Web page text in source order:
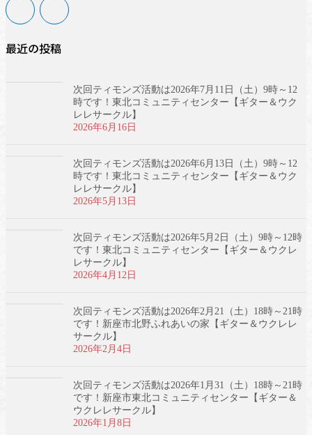
最近の投稿
次回ティモンズ活動は2026年7月11日（土）9時～12
時です！東北コミュニティセンター【ギター＆ウク
レレサークル】
2026年6月16日
次回ティモンズ活動は2026年6月13日（土）9時～12
時です！東北コミュニティセンター【ギター＆ウク
レレサークル】
2026年5月13日
次回ティモンズ活動は2026年5月2日（土）9時～12時
です！東北コミュニティセンター【ギター＆ウクレ
レサークル】
2026年4月12日
次回ティモンズ活動は2026年2月21（土）18時～21時
です！新座市北野ふれあいの家【ギター＆ウクレレ
サークル】
2026年2月4日
次回ティモンズ活動は2026年1月31（土）18時～21時
です！新座市東北コミュニティセンター【ギター＆
ウクレレサークル】
2026年1月8日